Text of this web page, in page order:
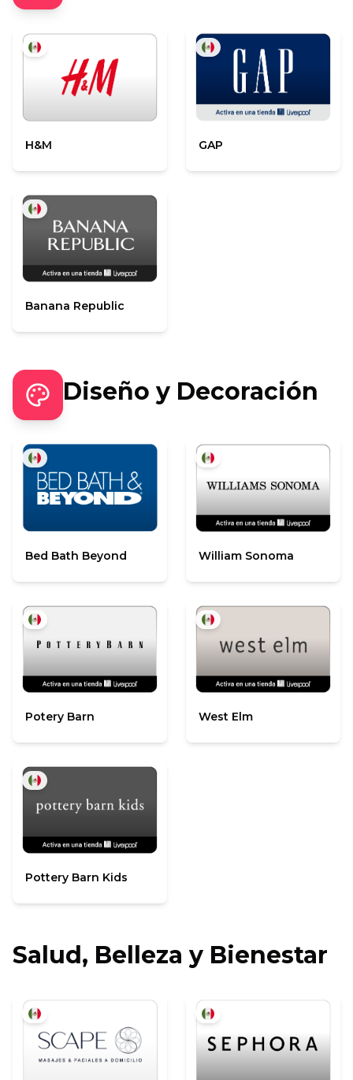
H&M GAP
Banana Republic
Diseño y Decoración
Bed Bath Beyond William Sonoma
Potery Barn West Elm
Pottery Barn Kids
Salud, Belleza y Bienestar